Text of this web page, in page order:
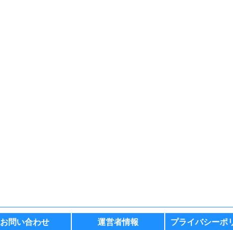
お問い合わせ 運営者情報 プライバシーポ